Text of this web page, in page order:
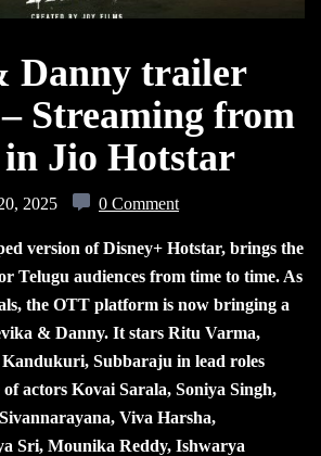
Danny trailer
Streaming from
Jio Hotstar
2025 0 Comment
version of Disney+ Hotstar, brings the
Telugu audiences from time to time. As
the OTT platform is now bringing a
& Danny. It stars Ritu Varma,
Kandukuri, Subbaraju in lead roles
actors Kovai Sarala, Soniya Singh,
Viva Harsha,
Sri, Mounika Reddy, Ishwarya